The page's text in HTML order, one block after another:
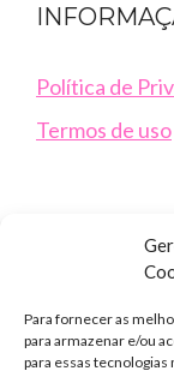
Para fornecer as
para armazenar e/ou
para essas
Política de
Termos de uso